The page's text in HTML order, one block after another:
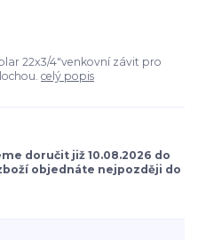
22x3/4"venkovní závit pro
celý popis
doručit již 10.08.2026 do
objednáte nejpozději do